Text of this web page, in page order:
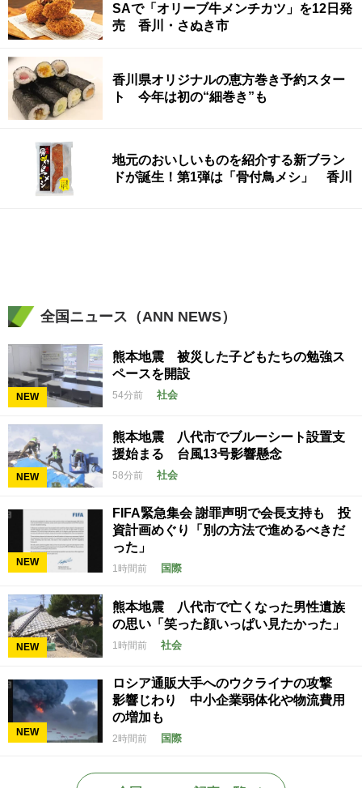
SAで「オリーブ牛メンチカツ」を12日発
売 香川・さぬき市
香川県オリジナルの恵方巻き予約スター
ト 今年は初の“細巻き”も
地元のおいしいものを紹介する新ブラン
ドが誕生！第1弾は「骨付鳥メシ」 香川
全国ニュース（ANN NEWS）
NEW
熊本地震 被災した子どもたちの勉強ス
ペースを開設
54分前 社会
NEW
熊本地震 八代市でブルーシート設置支
援始まる 台風13号影響懸念
58分前 社会
NEW
FIFA緊急集会 謝罪声明で会長支持も 投
資計画めぐり「別の方法で進めるべきだ
った」
1時間前 国際
NEW
熊本地震 八代市で亡くなった男性遺族
の思い「笑った顔いっぱい見たかった」
1時間前 社会
NEW
ロシア通販大手へのウクライナの攻撃
影響じわり 中小企業弱体化や物流費用
の増加も
2時間前 国際